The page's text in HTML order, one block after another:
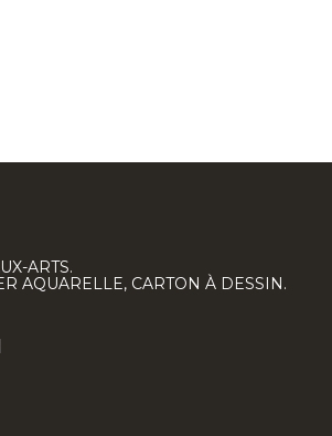
ARTS.
AQUARELLE, CARTON À DESSIN.